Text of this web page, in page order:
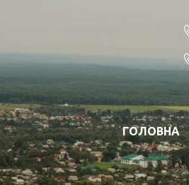
ГОЛОВНА